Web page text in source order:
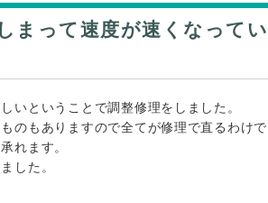
まって速度が速くなって
いということで調整修理をしました。
のもありますので全てが修理で直るわけ
れます。
した。